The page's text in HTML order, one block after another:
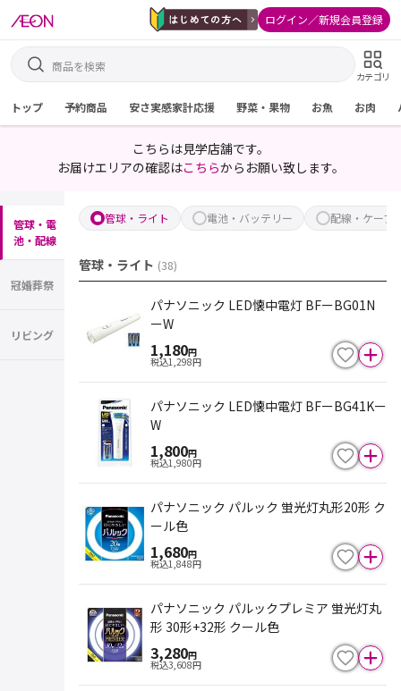
ログイン／新規会員登録
カテゴリ
トップ 予約商品 安さ実感家計応援 野菜・果物 お魚 お肉
こちらは見学店舗です。
お届けエリアの確認はこちらからお願い致します。
管球・電
池・配線
冠婚葬祭
リビング
管球・ライト 電池・バッテリー 配線・ケーブ
管球・ライト (38)
パナソニック LED懐中電灯 BFーBG01N
ーW
1,180円
税込1,298円
パナソニック LED懐中電灯 BFーBG41Kー
W
1,800円
税込1,980円
パナソニック パルック 蛍光灯丸形20形 ク
ール色
1,680円
税込1,848円
パナソニック パルックプレミア 蛍光灯丸
形 30形+32形 クール色
3,280円
税込3,608円